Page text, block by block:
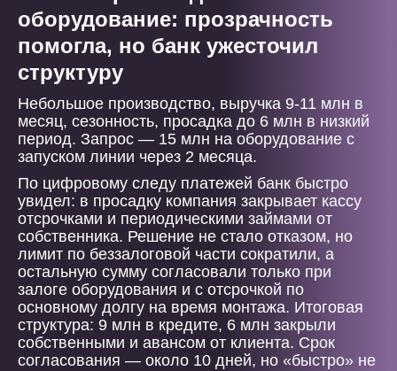
оборудование: прозрачность
помогла, но банк ужесточил
структуру
Небольшое производство, выручка 9-11 млн в
месяц, сезонность, просадка до 6 млн в низкий
период. Запрос — 15 млн на оборудование с
запуском линии через 2 месяца.
По цифровому следу платежей банк быстро
увидел: в просадку компания закрывает кассу
отсрочками и периодическими займами от
собственника. Решение не стало отказом, но
лимит по беззалоговой части сократили, а
остальную сумму согласовали только при
залоге оборудования и с отсрочкой по
основному долгу на время монтажа. Итоговая
структура: 9 млн в кредите, 6 млн закрыли
собственными и авансом от клиента. Срок
согласования — около 10 дней, но «быстро» не